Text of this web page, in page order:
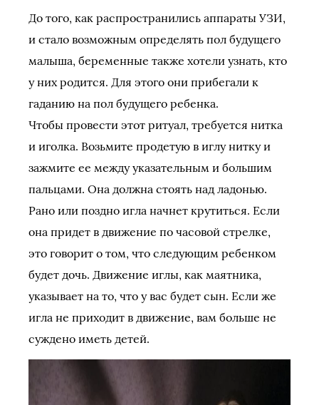
До того, как распространились аппараты УЗИ,
и стало возможным определять пол будущего
малыша, беременные также хотели узнать, кто
у них родится. Для этого они прибегали к
гаданию на пол будущего ребенка.
Чтобы провести этот ритуал, требуется нитка
и иголка. Возьмите продетую в иглу нитку и
зажмите ее между указательным и большим
пальцами. Она должна стоять над ладонью.
Рано или поздно игла начнет крутиться. Если
она придет в движение по часовой стрелке,
это говорит о том, что следующим ребенком
будет дочь. Движение иглы, как маятника,
указывает на то, что у вас будет сын. Если же
игла не приходит в движение, вам больше не
суждено иметь детей.